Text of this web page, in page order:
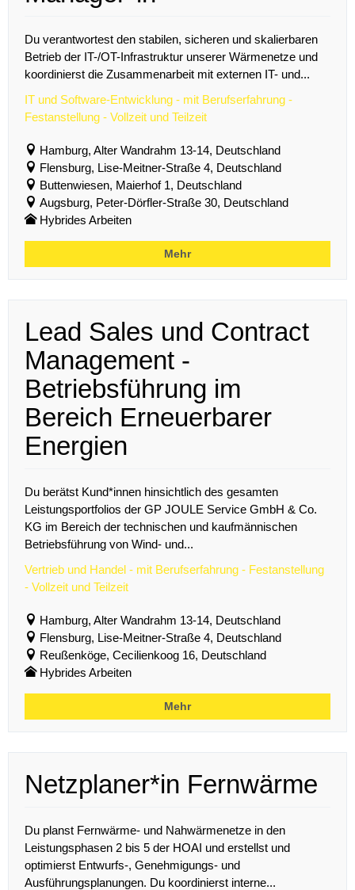
Du verantwortest den stabilen, sicheren und skalierbaren
Betrieb der IT-/OT-Infrastruktur unserer Wärmenetze und
koordinierst die Zusammenarbeit mit externen IT- und...
IT und Software-Entwicklung - mit Berufserfahrung -
Festanstellung - Vollzeit und Teilzeit
Hamburg, Alter Wandrahm 13-14, Deutschland
Flensburg, Lise-Meitner-Straße 4, Deutschland
Buttenwiesen, Maierhof 1, Deutschland
Augsburg, Peter-Dörfler-Straße 30, Deutschland
Hybrides Arbeiten
Mehr
Lead Sales und Contract
Management -
Betriebsführung im
Bereich Erneuerbarer
Energien
Du berätst Kund*innen hinsichtlich des gesamten
Leistungsportfolios der GP JOULE Service GmbH & Co.
KG im Bereich der technischen und kaufmännischen
Betriebsführung von Wind- und...
Vertrieb und Handel - mit Berufserfahrung - Festanstellung
- Vollzeit und Teilzeit
Hamburg, Alter Wandrahm 13-14, Deutschland
Flensburg, Lise-Meitner-Straße 4, Deutschland
Reußenköge, Cecilienkoog 16, Deutschland
Hybrides Arbeiten
Mehr
Netzplaner*in Fernwärme
Du planst Fernwärme- und Nahwärmenetze in den
Leistungsphasen 2 bis 5 der HOAI und erstellst und
optimierst Entwurfs-, Genehmigungs- und
Ausführungsplanungen. Du koordinierst interne...